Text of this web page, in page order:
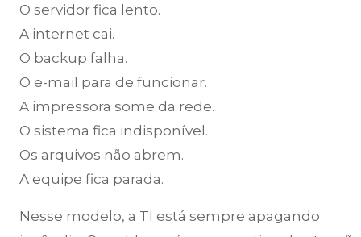
O servidor fica lento.
A internet cai.
O backup falha.
O e-mail para de funcionar.
A impressora some da rede.
O sistema fica indisponível.
Os arquivos não abrem.
A equipe fica parada.
Nesse modelo, a TI está sempre apagando